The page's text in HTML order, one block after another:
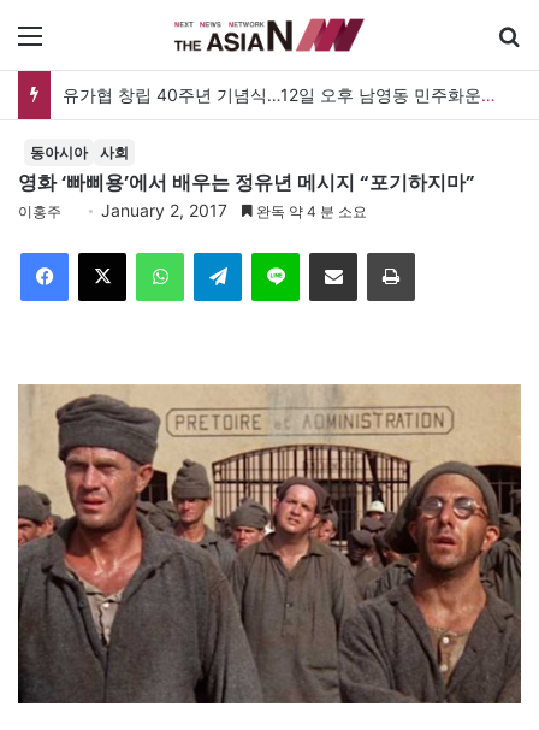
유가협 창립 40주년 기념식…12일 오후 남영동 민주화운동기념관
동아시아 사회
영화 ‘빠삐용’에서 배우는 정유년 메시지 “포기하지마”
이홍주 January 2, 2017 완독 약 4 분 소요
Telegram 이메일